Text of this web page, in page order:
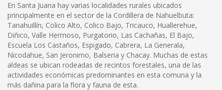
En Santa Juana hay varias localidades rurales ubicados
principalmente en el sector de la Cordillera de Nahuelbuta:
Tanahuillín, Colico Alto, Colico Bajo, Tricauco, Huallerehue,
Diñico, Valle Hermoso, Purgatorio, Las Cachañas, El Bajo,
Escuela Los Castaños, Espigado, Cabrera, La Generala,
Nicodahue, San Jeronimo, Balseria y Chacay. Muchas de estas
aldeas se ubican rodeadas de recintos forestales, una de las
actividades económicas predominantes en esta comuna y la
más dañina para la flora y fauna de esta.